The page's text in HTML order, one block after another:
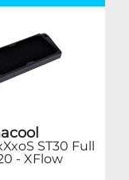
ST30 Full
- XFlow